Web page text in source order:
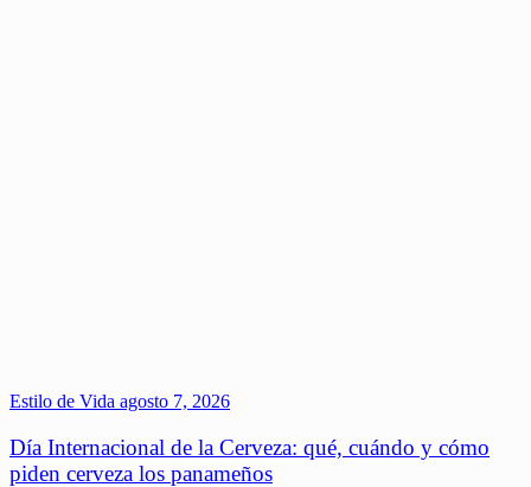
Estilo de Vida agosto 7, 2026
Día Internacional de la Cerveza: qué, cuándo y cómo
piden cerveza los panameños